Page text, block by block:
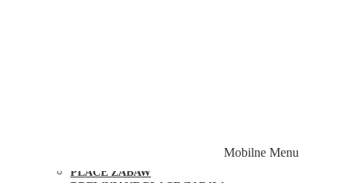
PLACE ZABAW
Mobilne Menu